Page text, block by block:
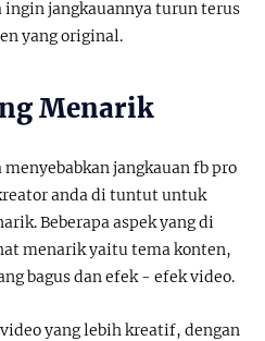
ingin jangkauannya turun terus
yang original.
Menarik
menyebabkan jangkauan fb pro
anda di tuntut untuk
Beberapa aspek yang di
menarik yaitu tema konten,
bagus dan efek - efek video.
yang lebih kreatif, dengan